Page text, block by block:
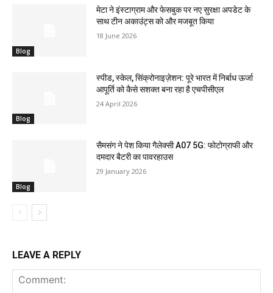
Blog
मेटा ने इंस्टाग्राम और फेसबुक पर नए सुरक्षा अपडेट के
साथ टीन अकाउंट्स को और मजबूत किया
18 June 2026
Blog
स्पीड, स्केल, सिंक्रोनाइज़ेशन: पूरे भारत में निर्बाध ऊर्जा
आपूर्ति को कैसे सशक्त बना रहा है एचपीसीएल
24 April 2026
Blog
सैमसंग ने पेश किया गैलेक्सी A07 5G: फोटोग्राफी और
दमदार बैटरी का पावरहाउस
29 January 2026
LEAVE A REPLY